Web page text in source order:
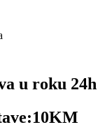
u roku
10KM